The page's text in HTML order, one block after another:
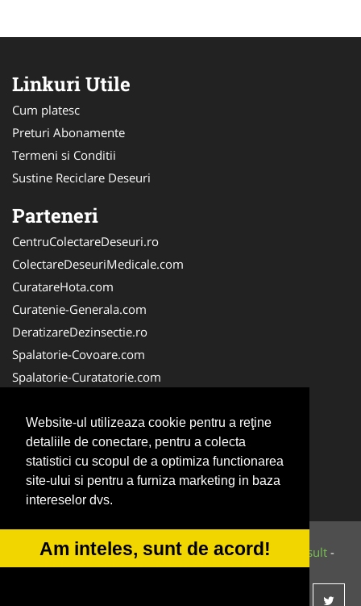
Website-ul utilizeaza cookie pentru a reţine
detaliile de conectare, pentru a colecta
statistici cu scopul de a optimiza functionarea
site-ului si pentru a furniza marketing in baza
intereselor dvs.
Am inteles, sunt de acord!
Linkuri Utile
Cum platesc
Preturi Abonamente
Termeni si Conditii
Sustine Reciclare Deseuri
Parteneri
CentruColectareDeseuri.ro
ColectareDeseuriMedicale.com
CuratareHota.com
Curatenie-Generala.com
DeratizareDezinsectie.ro
Spalatorie-Covoare.com
Spalatorie-Curatatorie.com
FirmaDeratizare.ro
Service-Reparatii.com
Servicii-DDD.com
ServiciiAlpinism.ro
© 2014-2026 Powered byVilonMedia&Tokaido Consult -
ANPC SOL